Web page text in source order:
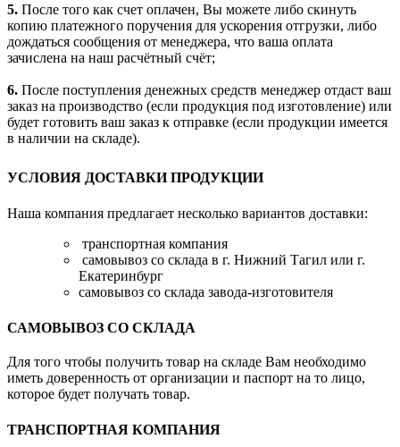
5. После того как счет оплачен, Вы можете либо скинуть
копию платежного поручения для ускорения отгрузки, либо
дождаться сообщения от менеджера, что ваша оплата
зачислена на наш расчётный счёт;
6. После поступления денежных средств менеджер отдаст ваш
заказ на производство (если продукция под изготовление) или
будет готовить ваш заказ к отправке (если продукции имеется
в наличии на складе).
УСЛОВИЯ ДОСТАВКИ ПРОДУКЦИИ
Наша компания предлагает несколько вариантов доставки:
транспортная компания
самовывоз со склада в г. Нижний Тагил или г.
Екатеринбург
самовывоз со склада завода-изготовителя
САМОВЫВОЗ СО СКЛАДА
Для того чтобы получить товар на складе Вам необходимо
иметь доверенность от организации и паспорт на то лицо,
которое будет получать товар.
ТРАНСПОРТНАЯ КОМПАНИЯ